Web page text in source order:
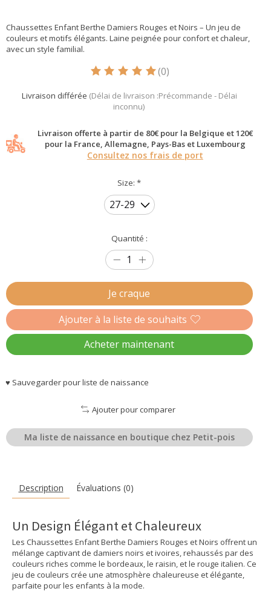
Chaussettes Enfant Berthe Damiers Rouges et Noirs – Un jeu de
couleurs et motifs élégants. Laine peignée pour confort et chaleur,
avec un style familial.
Ce produit est évalué à
(0)
Livraison différée (Délai de livraison :Précommande - Délai
inconnu)
Livraison offerte à partir de 80€ pour la Belgique et 120€
pour la France, Allemagne, Pays-Bas et Luxembourg
Consultez nos frais de port
Size:*
Quantité :
Je craque
Ajouter à la liste de souhaits
Acheter maintenant
♥ Sauvegarder pour liste de naissance
Ajouter pour comparer
Ma liste de naissance en boutique chez Petit-pois
Description Évaluations (0)
Un Design Élégant et Chaleureux
Les Chaussettes Enfant Berthe Damiers Rouges et Noirs offrent un
mélange captivant de damiers noirs et ivoires, rehaussés par des
couleurs riches comme le bordeaux, le raisin, et le rouge italien. Ce
jeu de couleurs crée une atmosphère chaleureuse et élégante,
parfaite pour les enfants à la mode.